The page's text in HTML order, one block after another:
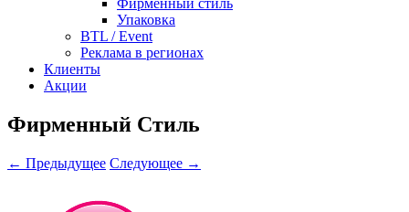
Фирменный стиль
Упаковка
BTL / Event
Реклама в регионах
Клиенты
Акции
Фирменный Стиль
← Предыдущее Следующее →